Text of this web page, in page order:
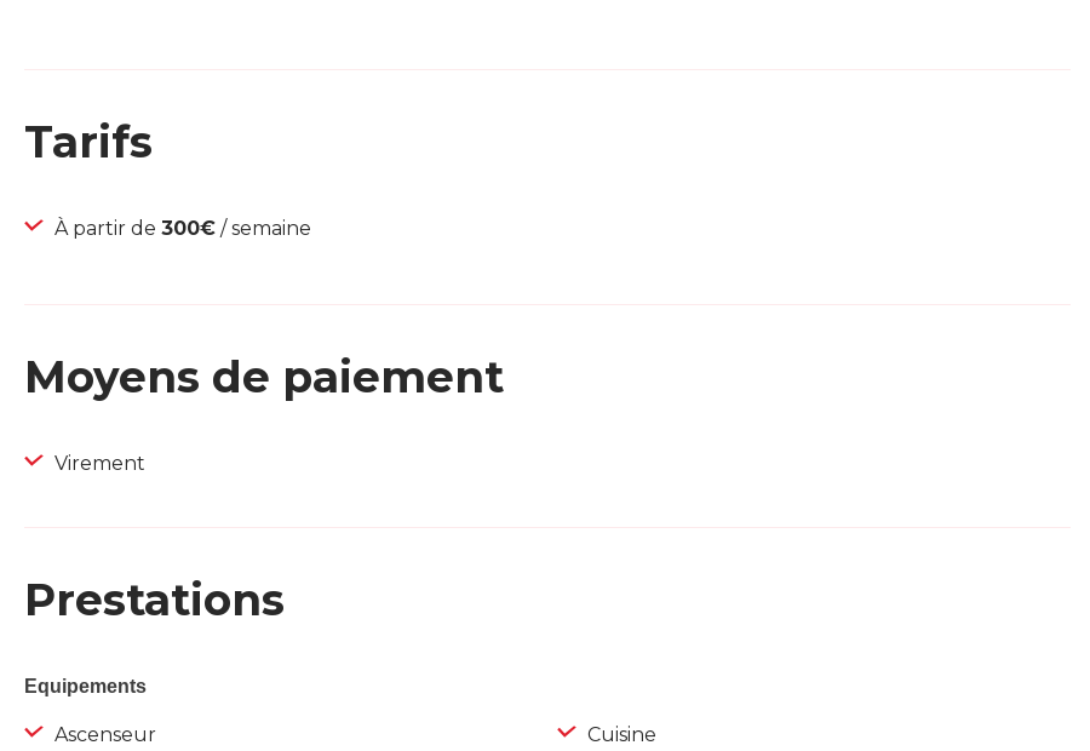
Tarifs
À partir de 300€ / semaine
Moyens de paiement
Virement
Prestations
Equipements
Ascenseur
Cuisine